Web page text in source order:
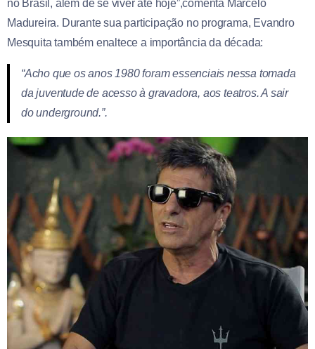
no Brasil, além de se viver até hoje”,comenta Marcelo
Madureira. Durante sua participação no programa, Evandro
Mesquita também enaltece a importância da década:
“Acho que os anos 1980 foram essenciais nessa tomada
da juventude de acesso à gravadora, aos teatros. A sair
dounderground.”.